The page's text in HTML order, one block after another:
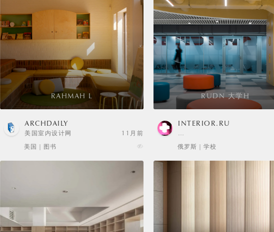
RAHMAH L
ARCHDAILY
美国室内设计网
11月前
美国 | 图书
RUDN 大学H
INTERIOR.RU
…
俄罗斯 | 学校